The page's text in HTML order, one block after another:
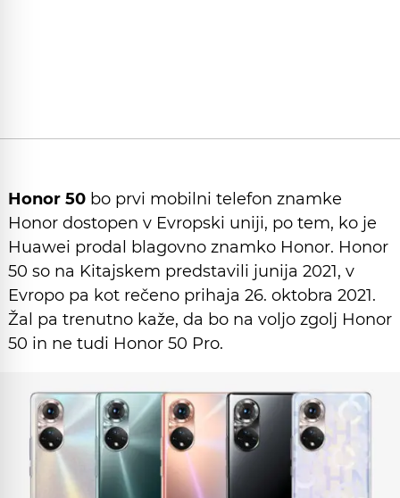
Honor 50 bo prvi mobilni telefon znamke
Honor dostopen v Evropski uniji, po tem, ko je
Huawei prodal blagovno znamko Honor. Honor
50 so na Kitajskem predstavili junija 2021, v
Evropo pa kot rečeno prihaja 26. oktobra 2021.
Žal pa trenutno kaže, da bo na voljo zgolj Honor
50 in ne tudi Honor 50 Pro.